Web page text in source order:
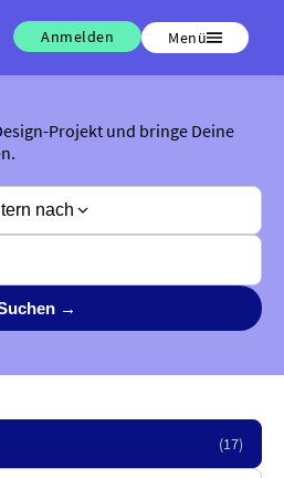
Anmelden Menü
Projekt und bringe Deine
nach
→
(17)